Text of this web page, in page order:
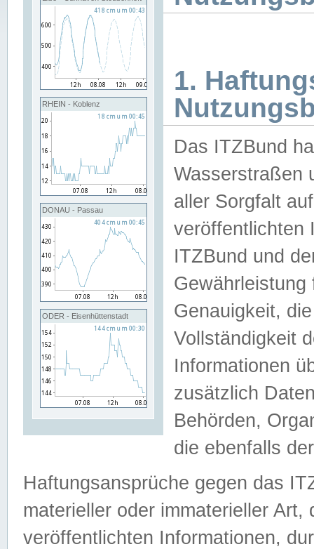
RHEIN - Koblenz
DONAU - Passau
ODER - Eisenhüttenstadt
1.
Das ITZBund
Wasserstraßen
aller Sorgfalt
veröffentlichten
ITZBund und
Genauigkeit,
Vollständigkeit
Informationen
zusätzlich
Behörden,
die ebenfalls
Haftungsansprüche gegen das
materieller oder immaterieller
veröffentlichten Informationen,